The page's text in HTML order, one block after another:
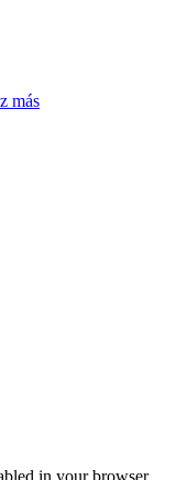
más
in your browser,